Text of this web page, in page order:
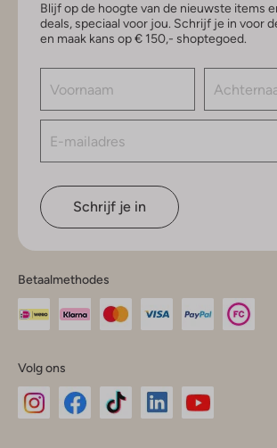
Blijf op de hoogte van de nieuwste items
deals, speciaal voor jou. Schrijf je in voor
en maak kans op € 150,- shoptegoed.
Schrijf je in
Betaalmethodes
Volg ons